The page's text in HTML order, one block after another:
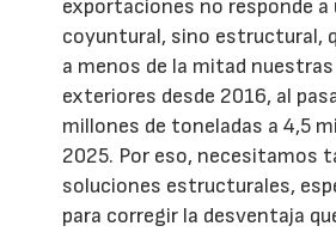
exportaciones no responde
coyuntural, sino estructural,
a menos de la mitad
exteriores desde 2016, al
millones de toneladas a 4,5
2025. Por eso, necesitamos
soluciones estructurales,
para corregir la desventaja